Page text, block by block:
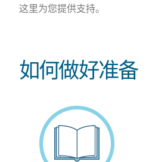
这里为您提供支持。
如何做好准备